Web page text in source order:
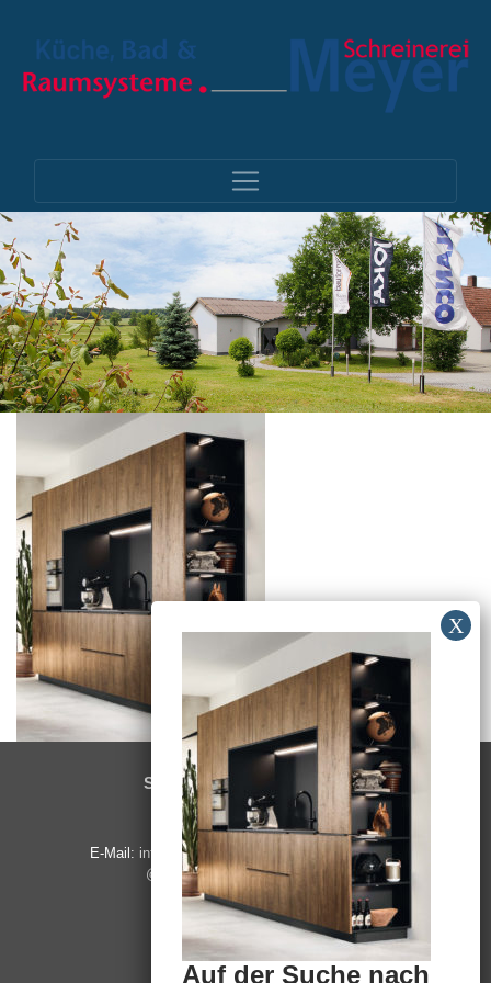
SCHREINEREI MEYER
Winkel 18
91572 Bechhofen
E-Mail: info@badundraumsysteme.de Instagram:
@kueche_badundraumsysteme
Tel. 09825 - 57 07
Fax. 09825 - 48 58
Auf der Suche nach